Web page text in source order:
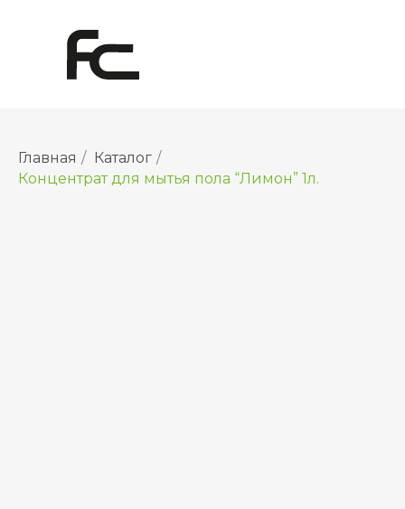
Главная / Каталог /
Концентрат для мытья пола “Лимон” 1л.